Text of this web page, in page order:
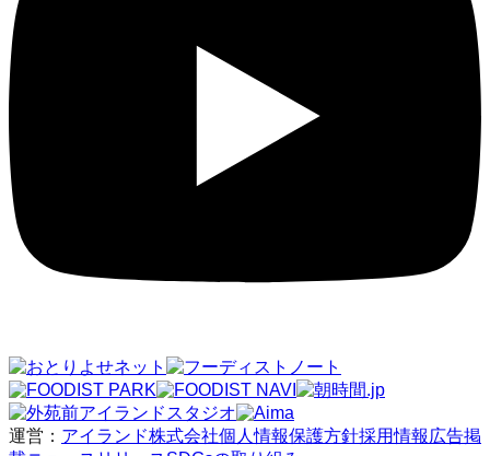
運営： アイランド株式会社個人情報保護方針採用情報 広告掲